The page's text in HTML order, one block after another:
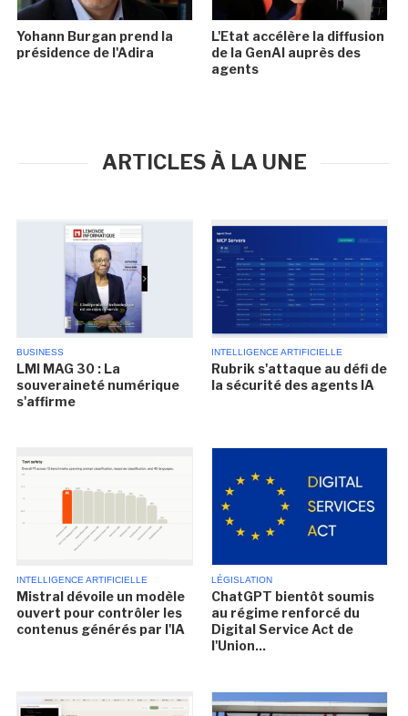
Yohann Burgan prend la
présidence de l'Adira
L'Etat accélère la diffusion
de la GenAI auprès des
agents
ARTICLES À LA UNE
BUSINESS
LMI MAG 30 : La
souveraineté numérique
s'affirme
INTELLIGENCE ARTIFICIELLE
Rubrik s'attaque au défi de
la sécurité des agents IA
INTELLIGENCE ARTIFICIELLE
Mistral dévoile un modèle
ouvert pour contrôler les
contenus générés par l'IA
LÉGISLATION
ChatGPT bientôt soumis
au régime renforcé du
Digital Service Act de
l'Union...